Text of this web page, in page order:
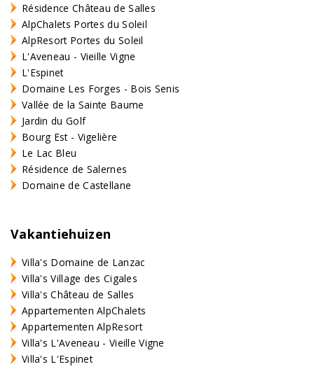
Résidence Château de Salles
AlpChalets Portes du Soleil
AlpResort Portes du Soleil
L'Aveneau - Vieille Vigne
L'Espinet
Domaine Les Forges - Bois Senis
Vallée de la Sainte Baume
Jardin du Golf
Bourg Est - Vigelière
Le Lac Bleu
Résidence de Salernes
Domaine de Castellane
Vakantiehuizen
Villa's Domaine de Lanzac
Villa's Village des Cigales
Villa's Château de Salles
Appartementen AlpChalets
Appartementen AlpResort
Villa's L'Aveneau - Vieille Vigne
Villa's L'Espinet